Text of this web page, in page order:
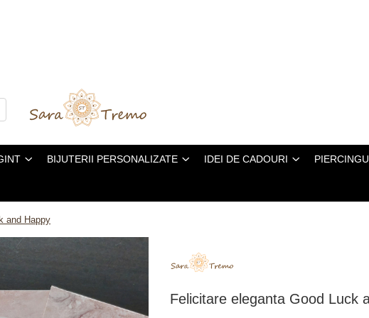
BIJUTERII PERSONALIZATE IDEI DE CADOURI
and Happy
Felicitare eleganta Good Luck